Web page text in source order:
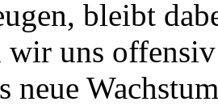
bleibt
wir uns
neue